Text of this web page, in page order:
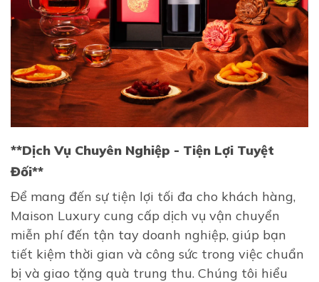
**Dịch Vụ Chuyên Nghiệp - Tiện Lợi Tuyệt
Đối**
Để mang đến sự tiện lợi tối đa cho khách hàng,
Maison Luxury cung cấp dịch vụ vận chuyển
miễn phí đến tận tay doanh nghiệp, giúp bạn
tiết kiệm thời gian và công sức trong việc chuẩn
bị và giao tặng quà trung thu. Chúng tôi hiểu